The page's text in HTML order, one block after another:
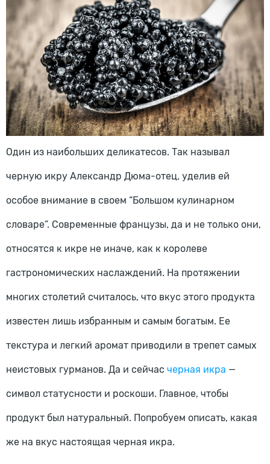
Один из наибольших деликатесов. Так называл
черную икру Александр Дюма-отец, уделив ей
особое внимание в своем “Большом кулинарном
словаре”. Современные французы, да и не только они,
относятся к икре не иначе, как к королеве
гастрономических наслаждений. На протяжении
многих столетий считалось, что вкус этого продукта
известен лишь избранным и самым богатым. Ее
текстура и легкий аромат приводили в трепет самых
неистовых гурманов. Да и сейчас черная икра —
символ статусности и роскоши. Главное, чтобы
продукт был натуральный. Попробуем описать, какая
же на вкус настоящая черная икра.